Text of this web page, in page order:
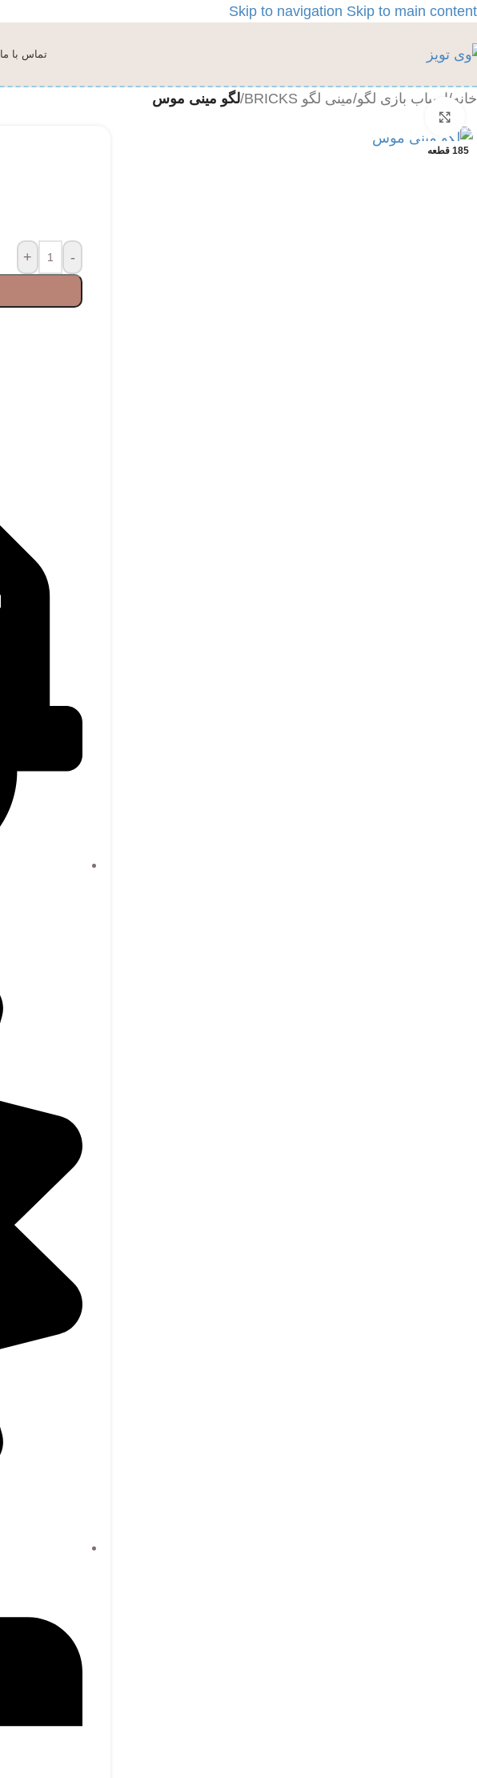
Skip to navigation Skip to main content
تماس با ما
خانه/اسباب بازی لگو/مینی لگو BRICKS /لگو مینی موس
185 قطعه
-
+